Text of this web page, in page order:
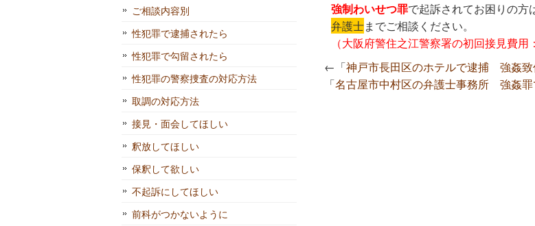
強制わいせつ罪で起訴されてお困りの方
弁護士までご相談ください。
（大阪府警住之江警察署の初回接見費用
←「神戸市長田区のホテルで逮捕 強姦
「名古屋市中村区の弁護士事務所 強姦
ご相談内容別
性犯罪で逮捕されたら
性犯罪で勾留されたら
性犯罪の警察捜査の対応方法
取調の対応方法
接見・面会してほしい
釈放してほしい
保釈して欲しい
不起訴にしてほしい
前科がつかないように